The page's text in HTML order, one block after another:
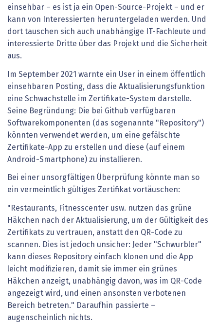
einsehbar – es ist ja ein Open-Source-Projekt – und er
kann von Interessierten heruntergeladen werden. Und
dort tauschen sich auch unabhängige IT-Fachleute und
interessierte Dritte über das Projekt und die Sicherheit
aus.
Im September 2021 warnte ein User in einem öffentlich
einsehbaren Posting, dass die Aktualisierungsfunktion
eine Schwachstelle im Zertifikate-System darstelle.
Seine Begründung: Die bei Github verfügbaren
Softwarekomponenten (das sogenannte "Repository")
könnten verwendet werden, um eine gefälschte
Zertifikate-App zu erstellen und diese (auf einem
Android-Smartphone) zu installieren.
Bei einer unsorgfältigen Überprüfung könnte man so
ein vermeintlich gültiges Zertifikat vortäuschen:
"Restaurants, Fitnesscenter usw. nutzen das grüne
Häkchen nach der Aktualisierung, um der Gültigkeit des
Zertifikats zu vertrauen, anstatt den QR-Code zu
scannen. Dies ist jedoch unsicher: Jeder "Schwurbler"
kann dieses Repository einfach klonen und die App
leicht modifizieren, damit sie immer ein grünes
Häkchen anzeigt, unabhängig davon, was im QR-Code
angezeigt wird, und einen ansonsten verbotenen
Bereich betreten." Daraufhin passierte –
augenscheinlich nichts.